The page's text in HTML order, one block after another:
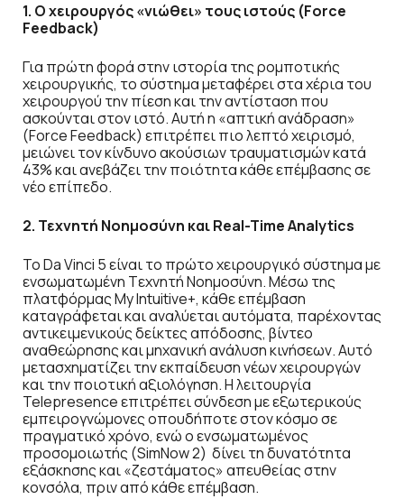
1. Ο χειρουργός «νιώθει» τους ιστούς (Force
Feedback)
Για πρώτη φορά στην ιστορία της ρομποτικής
χειρουργικής, το σύστημα μεταφέρει στα χέρια του
χειρουργού την πίεση και την αντίσταση που
ασκούνται στον ιστό. Αυτή η «απτική ανάδραση»
(Force Feedback) επιτρέπει πιο λεπτό χειρισμό,
μειώνει τον κίνδυνο ακούσιων τραυματισμών κατά
43% και ανεβάζει την ποιότητα κάθε επέμβασης σε
νέο επίπεδο.
2. Τεχνητή Νοημοσύνη και Real-Time Analytics
Το Da Vinci 5 είναι το πρώτο χειρουργικό σύστημα με
ενσωματωμένη Tεχνητή Nοημοσύνη. Μέσω της
πλατφόρμας My Intuitive+, κάθε επέμβαση
καταγράφεται και αναλύεται αυτόματα, παρέχοντας
αντικειμενικούς δείκτες απόδοσης, βίντεο
αναθεώρησης και μηχανική ανάλυση κινήσεων. Αυτό
μετασχηματίζει την εκπαίδευση νέων χειρουργών
και την ποιοτική αξιολόγηση. Η λειτουργία
Telepresence επιτρέπει σύνδεση με εξωτερικούς
εμπειρογνώμονες οπουδήποτε στον κόσμο σε
πραγματικό χρόνο, ενώ ο ενσωματωμένος
προσομοιωτής (SimNow 2) δίνει τη δυνατότητα
εξάσκησης και «ζεστάματος» απευθείας στην
κονσόλα, πριν από κάθε επέμβαση.